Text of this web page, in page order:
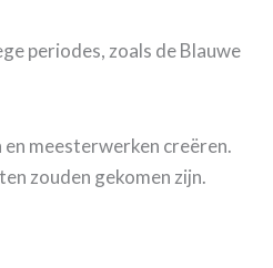
periodes, zoals de Blauwe
meesterwerken creëren.
zouden gekomen zijn.